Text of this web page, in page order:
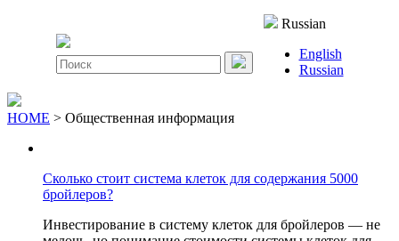
Поиск
по:
Russian
English
Russian
HOME > Общественная информация
Сколько стоит система клеток для содержания 5000
бройлеров?
Инвестирование в систему клеток для бройлеров — не